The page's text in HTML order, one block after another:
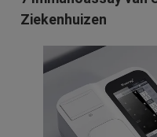
Ziekenhuizen